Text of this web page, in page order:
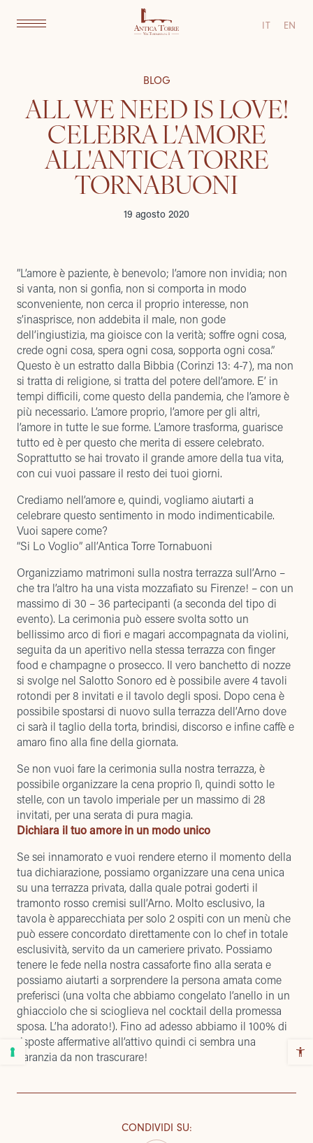
IT EN
BLOG
ALL WE NEED IS LOVE!
CELEBRA L'AMORE
ALL'ANTICA TORRE
TORNABUONI
19 agosto 2020
”L’amore è paziente, è benevolo; l’amore non invidia; non
si vanta, non si gonfia, non si comporta in modo
sconveniente, non cerca il proprio interesse, non
s’inasprisce, non addebita il male, non gode
dell’ingiustizia, ma gioisce con la verità; soffre ogni cosa,
crede ogni cosa, spera ogni cosa, sopporta ogni cosa.”
Questo è un estratto dalla Bibbia (Corinzi 13: 4-7), ma non
si tratta di religione, si tratta del potere dell’amore. E’ in
tempi difficili, come questo della pandemia, che l’amore è
più necessario. L’amore proprio, l’amore per gli altri,
l’amore in tutte le sue forme. L’amore trasforma, guarisce
tutto ed è per questo che merita di essere celebrato.
Soprattutto se hai trovato il grande amore della tua vita,
con cui vuoi passare il resto dei tuoi giorni.
Crediamo nell’amore e, quindi, vogliamo aiutarti a
celebrare questo sentimento in modo indimenticabile.
Vuoi sapere come?
“Si Lo Voglio” all’Antica Torre Tornabuoni
Organizziamo matrimoni sulla nostra terrazza sull’Arno –
che tra l’altro ha una vista mozzafiato su Firenze! – con un
massimo di 30 – 36 partecipanti (a seconda del tipo di
evento). La cerimonia può essere svolta sotto un
bellissimo arco di fiori e magari accompagnata da violini,
seguita da un aperitivo nella stessa terrazza con finger
food e champagne o prosecco. Il vero banchetto di nozze
si svolge nel Salotto Sonoro ed è possibile avere 4 tavoli
rotondi per 8 invitati e il tavolo degli sposi. Dopo cena è
possibile spostarsi di nuovo sulla terrazza dell’Arno dove
ci sarà il taglio della torta, brindisi, discorso e infine caffè e
amaro fino alla fine della giornata.
Se non vuoi fare la cerimonia sulla nostra terrazza, è
possibile organizzare la cena proprio lì, quindi sotto le
stelle, con un tavolo imperiale per un massimo di 28
invitati, per una serata di pura magia.
Dichiara il tuo amore in un modo unico
Se sei innamorato e vuoi rendere eterno il momento della
tua dichiarazione, possiamo organizzare una cena unica
su una terrazza privata, dalla quale potrai goderti il ​​
tramonto rosso cremisi sull’Arno. Molto esclusivo, la
tavola è apparecchiata per solo 2 ospiti con un menù che
può essere concordato direttamente con lo chef in totale
esclusività, servito da un cameriere privato. Possiamo
tenere le fede nella nostra cassaforte fino alla serata e
possiamo aiutarti a sorprendere la persona amata come
preferisci (una volta che abbiamo congelato l’anello in un
ghiacciolo che si scioglieva nel cocktail della promessa
sposa. L’ha adorato!). Fino ad adesso abbiamo il 100% di
risposte affermative all’attivo quindi ci sembra una
garanzia da non trascurare!
CONDIVIDI SU: